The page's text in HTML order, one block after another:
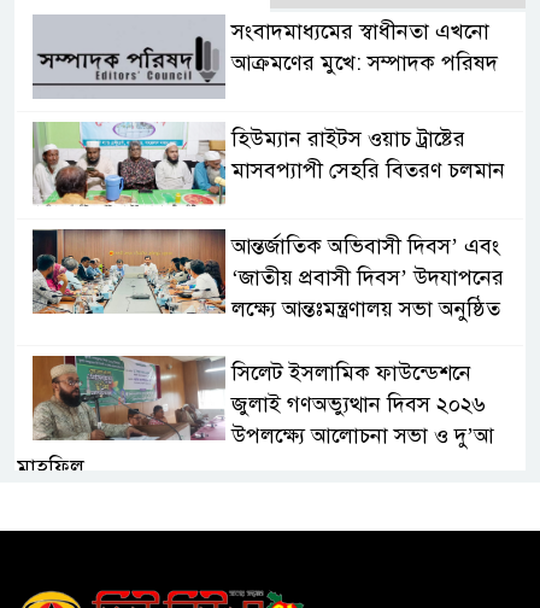
সংবাদমাধ্যমের স্বাধীনতা এখনো
আক্রমণের মুখে: সম্পাদক পরিষদ
হিউম্যান রাইটস ওয়াচ ট্রাষ্টের
মাসবপ্যাপী সেহরি বিতরণ চলমান
আন্তর্জাতিক অভিবাসী দিবস’ এবং
‘জাতীয় প্রবাসী দিবস’ উদযাপনের
লক্ষ্যে আন্তঃমন্ত্রণালয় সভা অনুষ্ঠিত
সিলেট ইসলামিক ফাউন্ডেশনে
জুলাই গণঅভ্যুত্থান দিবস ২০২৬
উপলক্ষ্যে আলোচনা সভা ও দু’আ
মাহফিল
পরিবেশ রক্ষায় ব্যক্তিগত উদ্যোগ
বিভাগীয় কমিশনার